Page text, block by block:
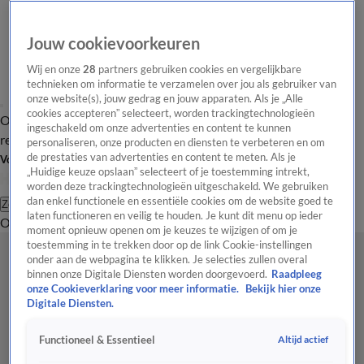
Overzicht Laatste nieuws Regionieuws Het beste van Hart
Tip de
redactie
Volg Hart van Nederland
Zoeken
OverzichtRegioUitzendingenWeerTip de redactiePanelVideo's
Jouw cookievoorkeuren
Wij en onze28 partners gebruiken cookies en vergelijkbare
technieken om informatie te verzamelen over jou als gebruiker van
onze website(s), jouw gedrag en jouw apparaten. Als je „Alle
cookies accepteren” selecteert, worden trackingtechnologieën
ingeschakeld om onze advertenties en content te kunnen
personaliseren, onze producten en diensten te verbeteren en om
de prestaties van advertenties en content te meten. Als je
„Huidige keuze opslaan” selecteert of je toestemming intrekt,
worden deze trackingtechnologieën uitgeschakeld. We gebruiken
dan enkel functionele en essentiële cookies om de website goed te
laten functioneren en veilig te houden. Je kunt dit menu op ieder
moment opnieuw openen om je keuzes te wijzigen of om je
toestemming in te trekken door op de link Cookie-instellingen
onder aan de webpagina te klikken. Je selecties zullen overal
binnen onze Digitale Diensten worden doorgevoerd. Raadpleeg
onze Cookieverklaring voor meer informatie.
Bekijk hier onze
Digitale Diensten.
Functioneel & Essentieel Altijd actief